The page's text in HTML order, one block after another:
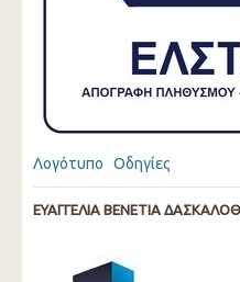
Λογότυπο Οδηγίες
ΕΥΑΓΓΕΛΙΑ ΒΕΝΕΤΙΑ